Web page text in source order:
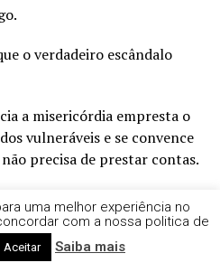
o verdadeiro escândalo
a misericórdia empresta o
vulneráveis e se convence
precisa de prestar contas.
aldeia.
uma melhor experiência no
com a nossa politica de
Aceitar Saiba mais